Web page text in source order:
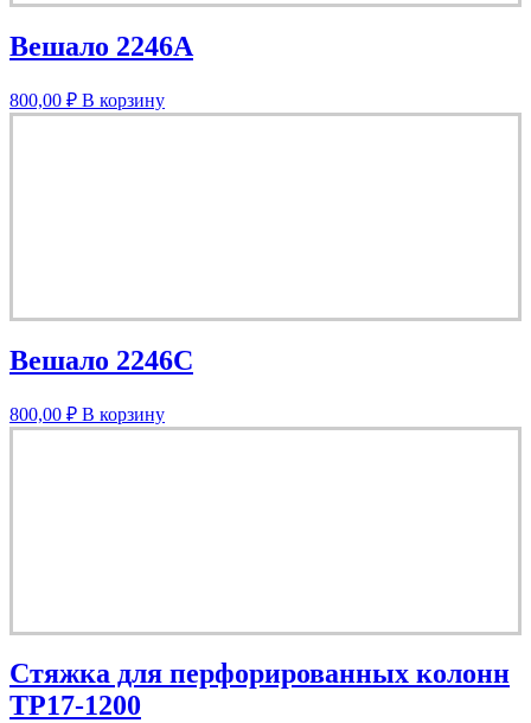
Вешало 2246A
800,00 ₽ В корзину
Вешало 2246C
800,00 ₽ В корзину
Стяжка для перфорированных колонн
TP17-1200